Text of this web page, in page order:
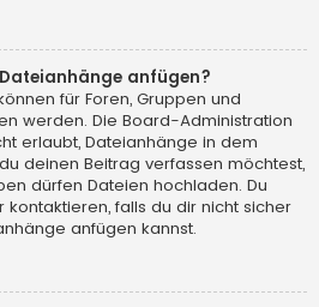
anfügen?
für Foren, Gruppen und
werden. Die Board-Administration
erlaubt, Dateianhänge in dem
deinen Beitrag verfassen möchtest,
dürfen Dateien hochladen. Du
kontaktieren, falls du dir nicht sicher
anfügen kannst.